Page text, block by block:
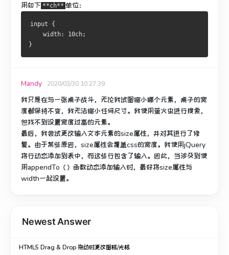
用如下 **ch** 单位：
input {
    width: 10ch;
}
Mandy 2020/03/30 10:27:39
我只是在与一张桌子战斗，无论我试图缩小哪个元素，桌子的宽
度都保持不变，我无法缩小任何尺寸。 我使用萤火虫进行搜索，
但找不到设置宽度过高的元素。
最后，我尝试更改输入文本元素的size属性，并对其进行了修
复。 由于某些原因， size属性会覆盖css的宽度。 我使用jQuery
将行动态添加到表中，而这些行包含了输入。 因此，当涉及到使
用appendTo（）函数动态添加输入时，最好将size属性与
width一起设置。
Newest Answer
HTML5 Drag & Drop 拖动时更改图标/光标